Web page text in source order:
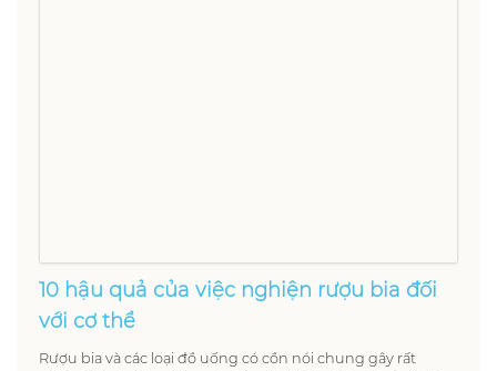
10 hậu quả của việc nghiện rượu bia đối
với cơ thể
Rượu bia và các loại đồ uống có cồn nói chung gây rất